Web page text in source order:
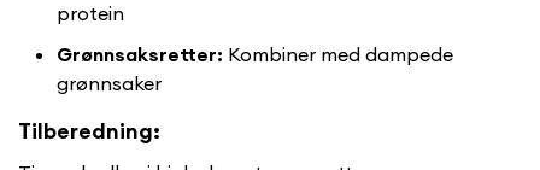
protein
Grønnsaksretter: Kombiner med dampede
grønnsaker
Tilberedning: